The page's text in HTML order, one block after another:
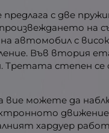
с две
на
автомобил с
Във втория
степен се
вие можете да
хардуер